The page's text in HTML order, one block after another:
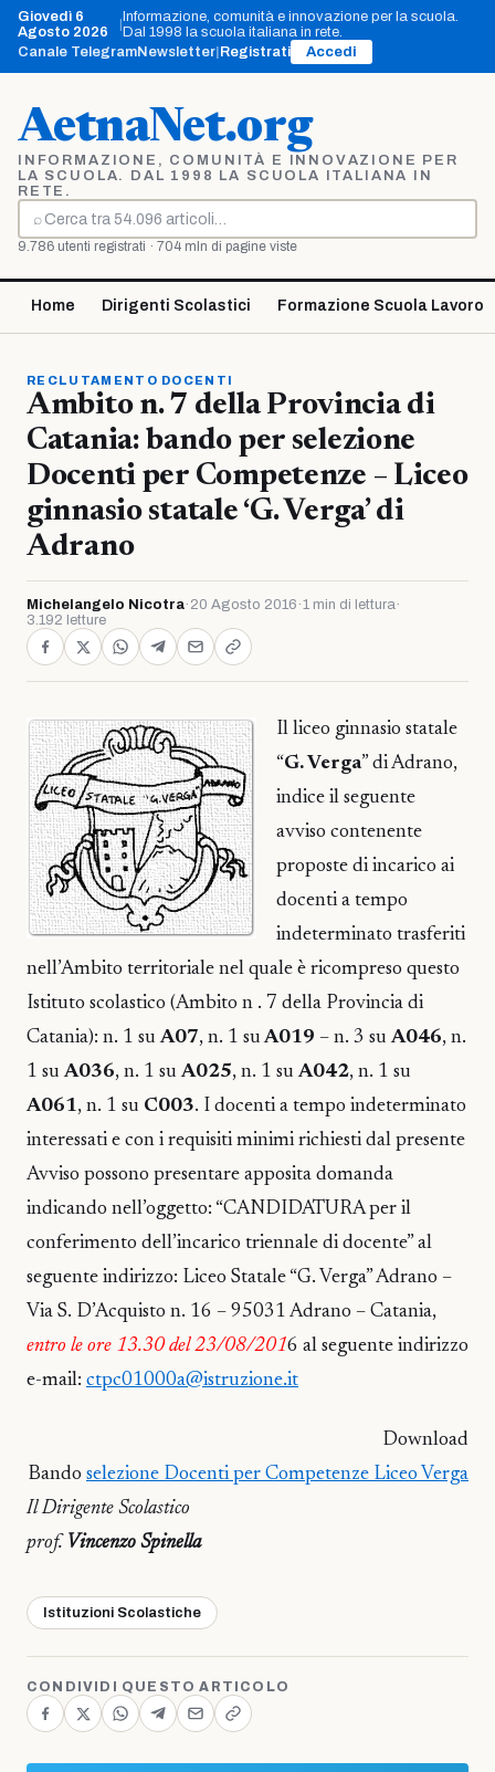
Vai
contenuto
Giovedì 6
Agosto 2026
Informazione, comunità e innovazione per la scuola.
Dal 1998 la scuola italiana in rete.
Canale TelegramNewsletter Registrati Accedi
AetnaNet.org
INFORMAZIONE, COMUNITÀ E INNOVAZIONE PER
LA SCUOLA. DAL 1998 LA SCUOLA ITALIANA IN
RETE.
⌕
Cerca
9.786 utenti registrati · 704 mln di pagine viste
Home Dirigenti Scolastici Formazione Scuola Lavoro
RECLUTAMENTO DOCENTI
Ambito n. 7 della Provincia di
Catania: bando per selezione
Docenti per Competenze – Liceo
ginnasio statale ‘G. Verga’ di
Adrano
Michelangelo Nicotra· 20 Agosto 2016 ·1 min di lettura·
3.192 letture
Il liceo ginnasio statale
“G. Verga” di Adrano,
indice il seguente
avviso contenente
proposte di incarico ai
docenti a tempo
indeterminato trasferiti
nell’Ambito territoriale nel quale è ricompreso questo
Istituto scolastico (Ambito n . 7 della Provincia di
Catania): n. 1 suA07, n. 1 suA019 – n. 3 suA046, n.
1 suA036, n. 1 suA025, n. 1 suA042, n. 1 su
A061, n. 1 su C003. I docenti a tempo indeterminato
interessati e con i requisiti minimi richiesti dal presente
Avviso possono presentare apposita domanda
indicando nell’oggetto: “CANDIDATURA per il
conferimento dell’incarico triennale di docente” al
seguente indirizzo: Liceo Statale “G. Verga” Adrano –
Via S. D’Acquisto n. 16 – 95031 Adrano – Catania,
entro le ore 13.30 del 23/08/2016 al seguente indirizzo
e-mail: ctpc01000a@istruzione.it
Download
Bando selezione Docenti per Competenze Liceo Verga
Il Dirigente Scolastico
prof. Vincenzo Spinella
Istituzioni Scolastiche
CONDIVIDI QUESTO ARTICOLO